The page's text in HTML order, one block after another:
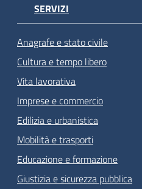
SERVIZI
Anagrafe e stato civile
Cultura e tempo libero
Vita lavorativa
Imprese e commercio
Edilizia e urbanistica
Mobilità e trasporti
Educazione e formazione
Giustizia e sicurezza pubblica